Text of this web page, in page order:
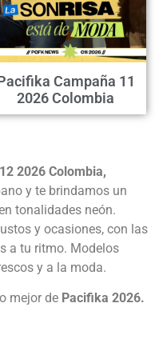
Campaña 11
2026 Colombia
2026 Colombia,
y te brindamos un
tonalidades neón.
y ocasiones, con las
a tu ritmo. Modelos
y a la moda.
mejor de Pacifika 2026.